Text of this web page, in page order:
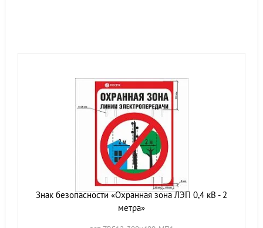
Знак безопасности «Охранная зона ЛЭП 0,4 кВ - 2
метра»